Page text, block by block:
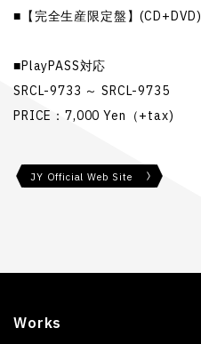
■【完全生産限定盤】(CD+DVD)
■PlayPASS対応
SRCL-9733 ～ SRCL-9735
PRICE：7,000 Yen（+tax)
JY Official Web Site
Works